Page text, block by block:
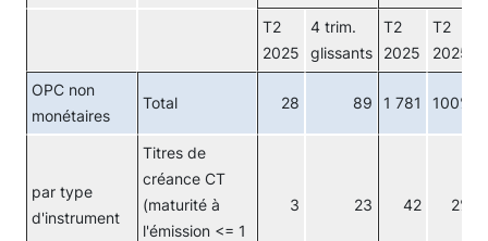
T2
2025
4 trim.
glissants
T2
2025
T2
2025
OPC non
monétaires
Total 28 89 1 781 100%
par type
d'instrument
Titres de
créance CT
(maturité à
l'émission <= 1
3 23 42 2%